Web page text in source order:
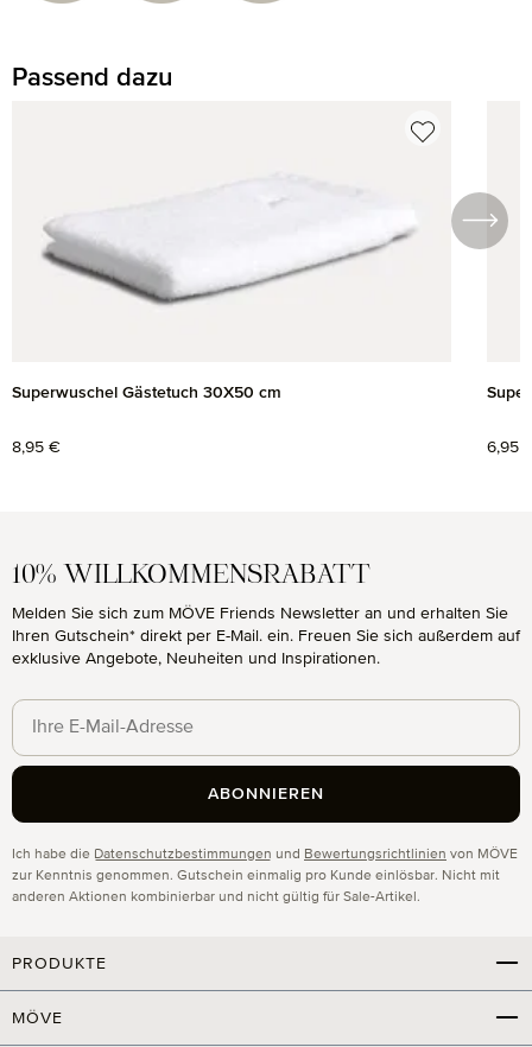
Passend dazu
Superwuschel Gästetuch 30X50 cm
Regulärer Preis:
8,95 € 6,95
10% WILLKOMMENSRABATT
Melden Sie sich zum MÖVE Friends Newsletter an und erhalten Sie
Ihren Gutschein* direkt per E-Mail. ein. Freuen Sie sich außerdem auf
exklusive Angebote, Neuheiten und Inspirationen.
Ich habe die Datenschutzbestimmungen und Bewertungsrichtlinien von MÖVE
zur Kenntnis genommen. Gutschein einmalig pro Kunde einlösbar. Nicht mit
anderen Aktionen kombinierbar und nicht gültig für Sale-Artikel.
ABONNIEREN
PRODUKTE
MÖVE